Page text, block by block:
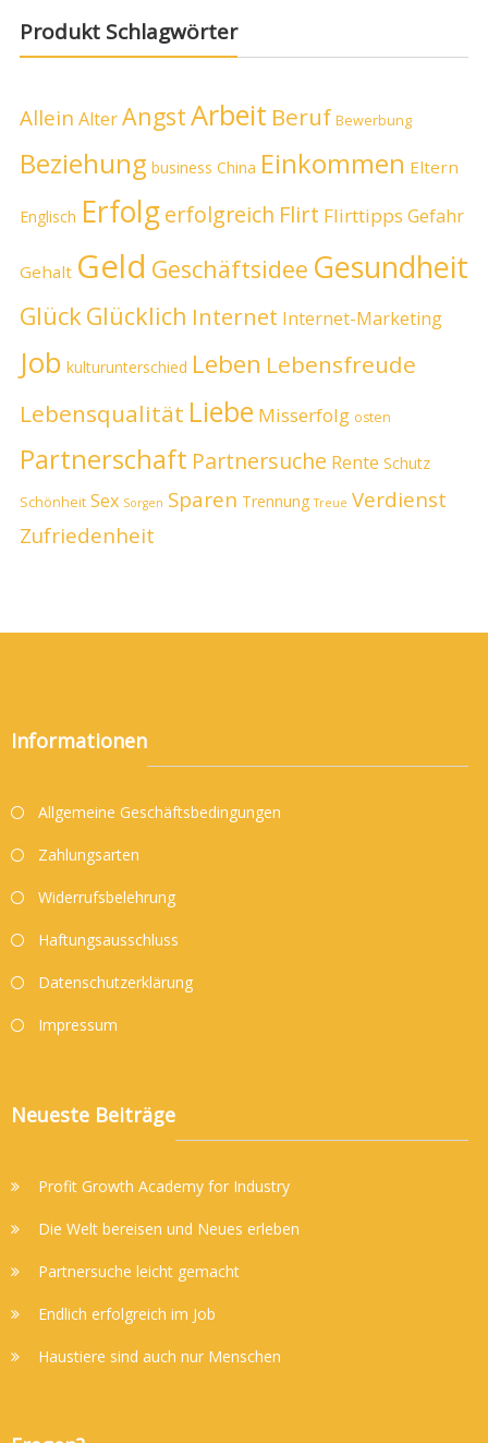
Produkt Schlagwörter
Allein AlterAngstArbeit Beruf Bewerbung
Beziehung business China Einkommen Eltern
Englisch Erfolgerfolgreich Flirt Flirttipps Gefahr
Gehalt Geld Geschäftsidee Gesundheit
Glück Glücklich Internet Internet-Marketing
Job kulturunterschied Leben Lebensfreude
Lebensqualität Liebe Misserfolg osten
Partnerschaft Partnersuche Rente Schutz
Schönheit Sex Sorgen Sparen Trennung Treue Verdienst
Zufriedenheit
Informationen
Allgemeine Geschäftsbedingungen
Zahlungsarten
Widerrufsbelehrung
Haftungsausschluss
Datenschutzerklärung
Impressum
Neueste Beiträge
Profit Growth Academy for Industry
Die Welt bereisen und Neues erleben
Partnersuche leicht gemacht
Endlich erfolgreich im Job
Haustiere sind auch nur Menschen